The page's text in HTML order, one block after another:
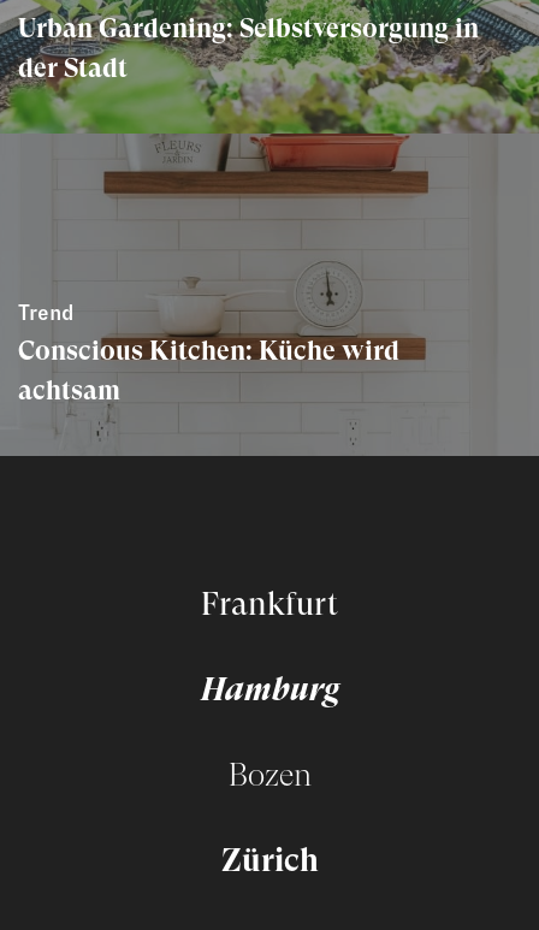
Urban Gardening: Selbstversorgung in
der Stadt
Trend
Conscious Kitchen: Küche wird
achtsam
Frankfurt
Hamburg
Bozen
Zürich